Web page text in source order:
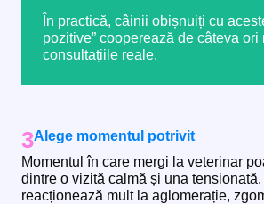
În practică, câinii obișnuiți cu
pozitive” cooperează de câteva ori
consultațiile reale.
3Alege momentul potrivit
Momentul în care mergi la veterinar
dintre o vizită calmă și una
reacționează mult la aglomerație,